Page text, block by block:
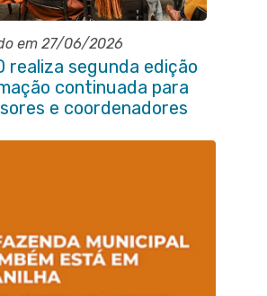
em 27/06/2026
realiza segunda edição
continuada para
e coordenadores